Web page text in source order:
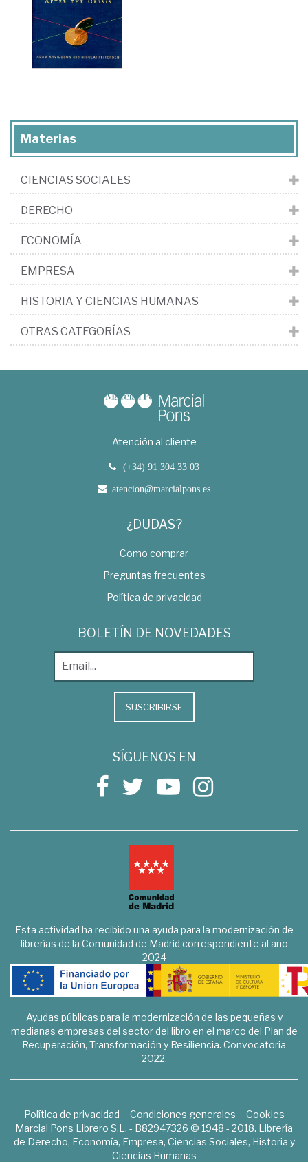
Materias
CIENCIAS SOCIALES
DERECHO
ECONOMÍA
EMPRESA
HISTORIA Y CIENCIAS HUMANAS
OTRAS CATEGORÍAS
Atención al cliente
(+34) 91 304 33 03
atencion@marcialpons.es
¿DUDAS?
Como comprar
Preguntas frecuentes
Política de privacidad
BOLETÍN DE NOVEDADES
SUSCRIBIRSE
SÍGUENOS EN
Esta actividad ha recibido una ayuda para la modernización de
librerías de la Comunidad de Madrid correspondiente al año
2024
Ayudas públicas para la modernización de las pequeñas y
medianas empresas del sector del libro en el marco del Plan de
Recuperación, Transformación y Resiliencia. Convocatoria
2022.
Política de privacidad Condiciones generales
Cookies
Marcial Pons Librero S.L. - B82947326 © 1948 - 2018. Librería
de Derecho, Economía, Empresa, Ciencias Sociales, Historia y
Ciencias Humanas